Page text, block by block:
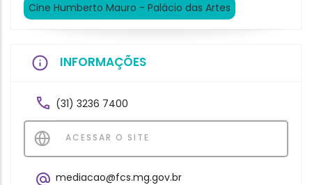
Cine Humberto Mauro - Palácio das Artes
INFORMAÇÕES
(31) 3236 7400
ACESSAR O SITE
mediacao@fcs.mg.gov.br